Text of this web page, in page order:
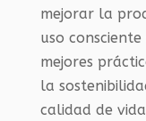
mejorar la
uso
mejores
la
calidad de